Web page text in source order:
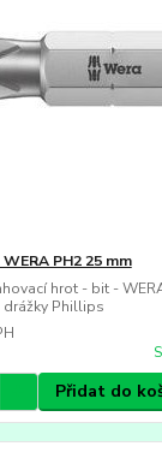
PH2 25 mm
hrot - bit -
Phillips
Přidat do